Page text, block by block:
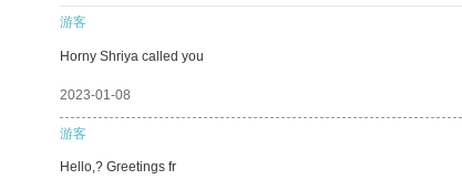
游客
Horny Shriya called you
2023-01-08
游客
Hello,? Greetings fr